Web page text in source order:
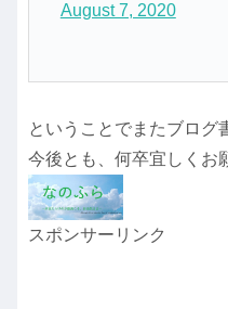
August 7, 2020
ということでまたブログ
今後とも、何卒宜しくお
スポンサーリンク